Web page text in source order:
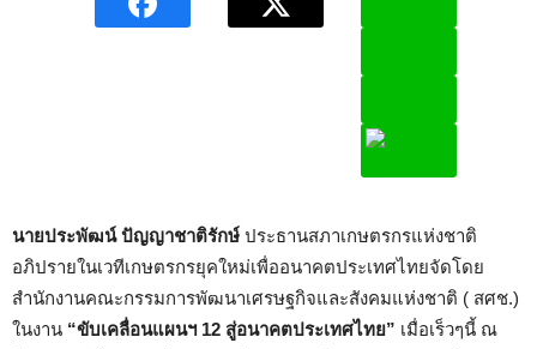
นายประพัฒน์ ปัญญาชาติรักษ์ ประธานสภาเกษตรกรแห่งชาติ
อภิปรายในเวทีเกษตรกรยุคใหม่เพื่ออนาคตประเทศไทยจัดโดย
สำนักงานคณะกรรมการพัฒนาเศรษฐกิจและสังคมแห่งชาติ ( สศช.)
ในงาน “ขับเคลื่อนแผนฯ 12 สู่อนาคตประเทศไทย” เมื่อเร็วๆนี้ ณ